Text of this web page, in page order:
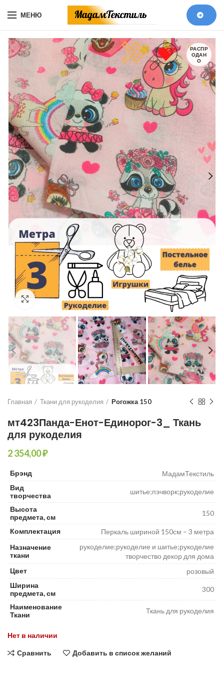
МЕНЮ
РАСПР
ОДАН
О
Увеличить
Главная Ткани для рукоделия Рогожка 150
мт423Панда-Енот-Единорог-3_ Ткань
для рукоделия
₽
Брэнд
МадамТекстиль
Вид
творчества
шитье;пэчворк;рукоделие
Высота
предмета, см
150
Комплектация
Перкаль шириной 150см – 3 метра
Назначение
ткани
рукоделие;рукоделие и шитье;рукоделие
творчество декор для дома
Цвет
розовый
Ширина
предмета, см
300
Наименование
Ткани
Ткань для рукоделия
Нет в наличии
Сравнить Добавить в список желаний